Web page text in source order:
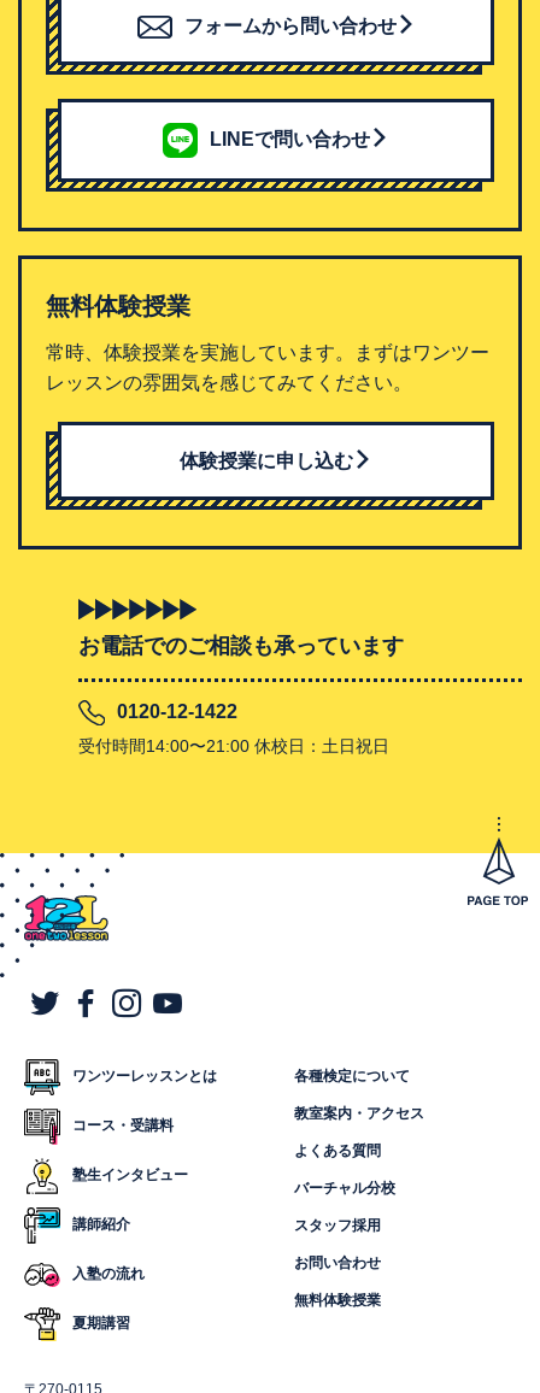
フォームから問い合わせ
LINEで問い合わせ
無料体験授業
常時、体験授業を実施しています。まずはワンツー
レッスンの雰囲気を感じてみてください。
体験授業に申し込む
お電話でのご相談も承っています
0120-12-1422
受付時間14:00〜21:00 休校日：土日祝日
ワンツーレッスンとは
コース・受講料
塾生インタビュー
講師紹介
入塾の流れ
夏期講習
各種検定について
教室案内・アクセス
よくある質問
バーチャル分校
スタッフ採用
お問い合わせ
無料体験授業
〒270-0115